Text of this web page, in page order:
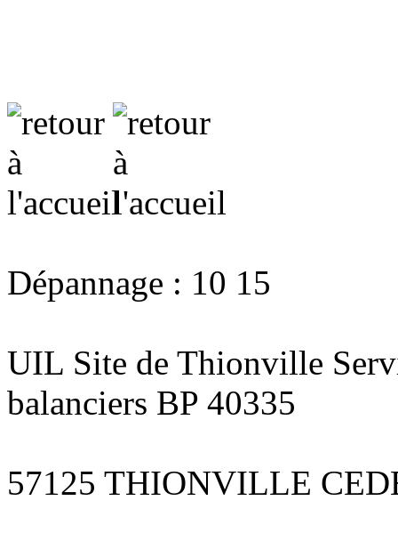
Dépannage : 10 15
UIL Site de Thionville
balanciers BP 40335
57125 THIONVILLE